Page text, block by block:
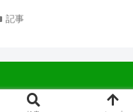
記事
© 2022 中広会長ブログ.